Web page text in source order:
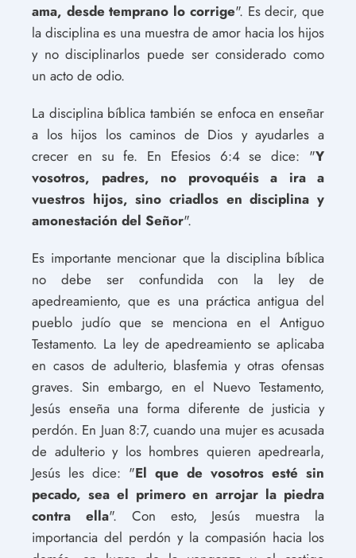
ama, desde temprano lo corrige". Es decir, que
la disciplina es una muestra de amor hacia los hijos
y no disciplinarlos puede ser considerado como
un acto de odio.
La disciplina bíblica también se enfoca en enseñar
a los hijos los caminos de Dios y ayudarles a
crecer en su fe. En Efesios 6:4 se dice: "Y
vosotros, padres, no provoquéis a ira a
vuestros hijos, sino criadlos en disciplina y
amonestación del Señor".
Es importante mencionar que la disciplina bíblica
no debe ser confundida con la ley de
apedreamiento, que es una práctica antigua del
pueblo judío que se menciona en el Antiguo
Testamento. La ley de apedreamiento se aplicaba
en casos de adulterio, blasfemia y otras ofensas
graves. Sin embargo, en el Nuevo Testamento,
Jesús enseña una forma diferente de justicia y
perdón. En Juan 8:7, cuando una mujer es acusada
de adulterio y los hombres quieren apedrearla,
Jesús les dice: "El que de vosotros esté sin
pecado, sea el primero en arrojar la piedra
contra ella". Con esto, Jesús muestra la
importancia del perdón y la compasión hacia los